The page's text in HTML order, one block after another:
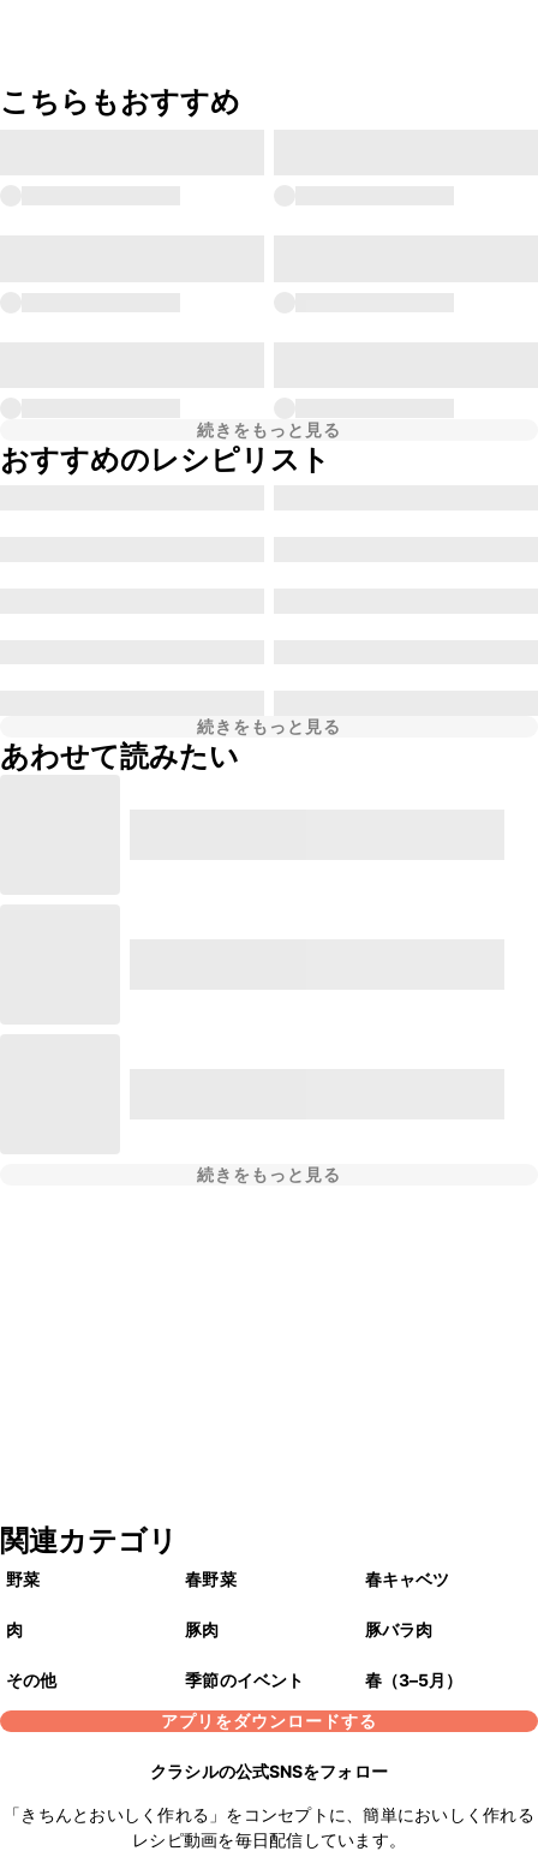
こちらもおすすめ
続きをもっと見る
おすすめのレシピリスト
続きをもっと見る
あわせて読みたい
続きをもっと見る
関連カテゴリ
野菜 春野菜 春キャベツ
肉 豚肉 豚バラ肉
その他 季節のイベント
春（3–5月）
アプリをダウンロードする
クラシルの公式SNSをフォロー
「きちんとおいしく作れる」をコンセプトに、簡単においしく作れる
レシピ動画を毎日配信しています。